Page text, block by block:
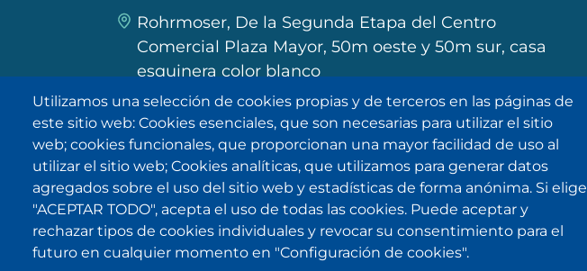
Rohrmoser, De la Segunda Etapa del Centro
Comercial Plaza Mayor, 50m oeste y 50m sur, casa
esquinera color blanco
IKI en otras latitudes
Utilizamos una selección de cookies propias y de terceros en las páginas de
este sitio web: Cookies esenciales, que son necesarias para utilizar el sitio
web; cookies funcionales, que proporcionan una mayor facilidad de uso al
utilizar el sitio web; Cookies analíticas, que utilizamos para generar datos
agregados sobre el uso del sitio web y estadísticas de forma anónima. Si elige
"ACEPTAR TODO", acepta el uso de todas las cookies. Puede aceptar y
rechazar tipos de cookies individuales y revocar su consentimiento para el
futuro en cualquier momento en "Configuración de cookies".